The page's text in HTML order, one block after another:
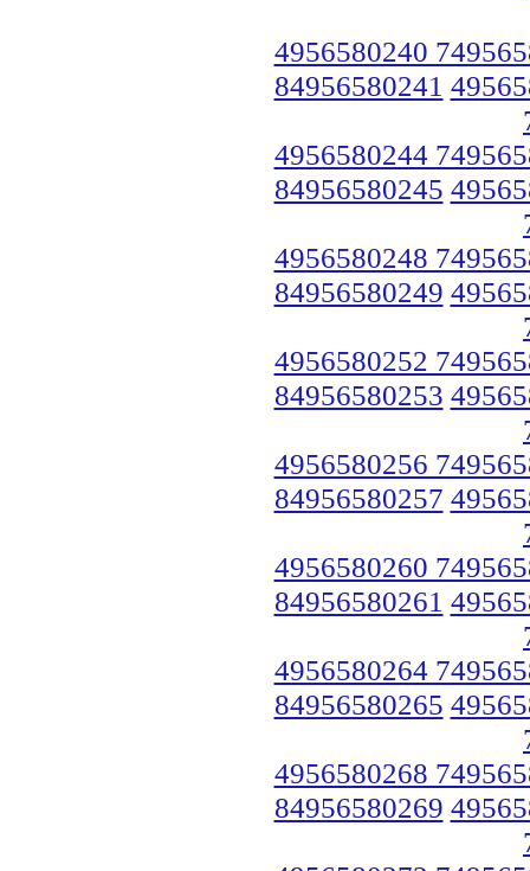
4956580240
84956580241
4956580244
84956580245
4956580248
84956580249
4956580252
84956580253
4956580256
84956580257
4956580260
84956580261
4956580264
84956580265
4956580268
84956580269